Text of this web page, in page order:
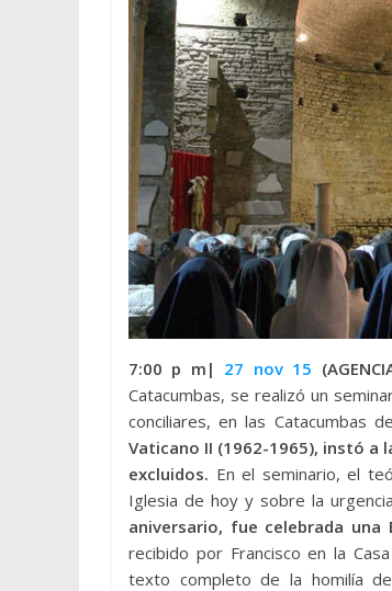
7:00 p m| 27 nov 15
Catacumbas, se realizó un
conciliares, en las Catacumbas
Vaticano II (1962-1965), instó a
excluidos. En el seminario, el
Iglesia de hoy y sobre la
aniversario, fue celebrada una
recibido por Francisco en la
texto completo de la homilía